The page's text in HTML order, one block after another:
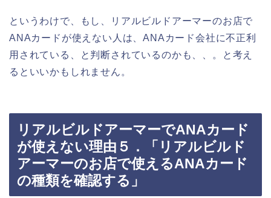
というわけで、もし、リアルビルドアーマーのお店で
ANAカードが使えない人は、ANAカード会社に不正利
用されている、と判断されているのかも、、。と考え
るといいかもしれません。
リアルビルドアーマーでANAカード
が使えない理由５．「リアルビルド
アーマーのお店で使えるANAカード
の種類を確認する」